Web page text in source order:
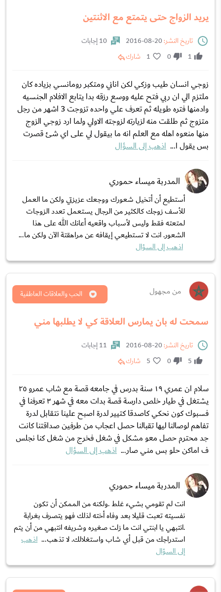
يريد الزواج حتى يتمتع مع الاثنتين
تاريخ النشر:
10 إجابات
1
0
1 شارك
زوجي انسان طيب وزكي لكن اناني ومتكبر رومانسي بزياده كان
ملتزم الي ان ربي فتح عليه ووسع رزقه بدا يتابع الافلام الجنسيه
وادمنها فتره طويله ثم تعرف علي واحده تزوجت 3 اشهر من رجل
متزوج ثم طلقت منه لزيارته لزوجته الاولي ولما ارد زوجي الزوج
منها منعوه اهله مع العلم انه ما بيقول لي على اي شئ قصرت
بس يقول ا... اذهب إلى السؤال
المدربة ميساء حموري
أستطيع أن أتخيل شعورك ووجعك عزيزتي ولكن ما العمل
للأسف زوجك كالكثير من الرجال يستعمل تعدد الزوجات
لمتعته فقط وليس لأسباب واقعيه أعانك الله على هذا
الشعور. انت لا تستطيعي إيقافه عن مراهقتة الآن ولكن ما...
اذهب إلى السؤال
من مجهول
سمحت له بان يمارس العلاقة كي لا يطلبها مني
الحب والعلاقات العاطفية
تاريخ النشر:
11 إجابات
5
0
5 شارك
سلام ان عمري ١٩ سنة بدرس في جامعه قصة مع شاب عمرو ٢٥
يشتغل في طيار خلص دارسة قصة بدات معه في شهر ٣ تعرفنا في
فسبوك كون نحكي كاصدقا كتيير لدرة اصبح علينا نتقابل لدرة
تفاهم لوصالنا ليها تقبالنا حصل اعجاب من طرفين صداقتنا كانت
جد محترم حصل معو مشكل في شغل فخرج من شغل كنا نجلس
ف اماكن حلو بس مني صار... اذهب إلى السؤال
المدربة ميساء حموري
انت لم تقومي بشيء غلط .ولكنه من الممكن أن تكون
نفسيته تعبت قليلا بعد وفاه أخته لذلك فهو يتصرف بغرابة
.انتبهي يا ابنتي انت ما زلت صغيره وشريفه انتبهي من أن يتم
استدراجك من قبل أي شاب واستغلالك. لا تذهب... اذهب
إلى السؤال